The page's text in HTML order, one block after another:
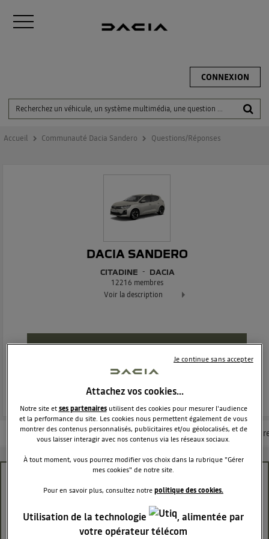
CONNEXION
Accueil Communauté Dacia Sandero Questions/Réponses
DACIA SANDERO
CITADINE DACIA
12216 membres
Voir la description
POSEZ UNE QUESTION
Les questions de la communauté Les articles Consultez la
Le9 février 2024à15:04
Attachez vos cookies…
Notre site etses partenairesutilisent des cookies pour mesurer l'audience
et la performance du site. Les cookies nous permettent également de vous
montrer des contenus personnalisés, publicitaires et/ou géolocalisés, et de
vous laisser interagir avec nos contenus via les réseaux sociaux.
À tout moment, vous pourrez modifier vos choix dans la rubrique "Gérer
mes cookies" de notre site.
Pour en savoir plus, consultez notrepolitique des cookies.
Utilisation de la technologie
, alimentée par
votre opérateur télécom
Je continue sans accepter